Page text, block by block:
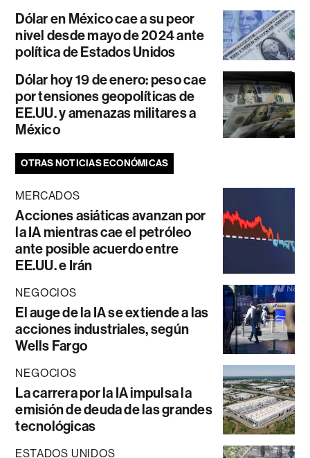
Dólar en México cae a su peor
nivel desde mayo de 2024 ante
política de Estados Unidos
Dólar hoy 19 de enero: peso cae
por tensiones geopolíticas de
EE.UU. y amenazas militares a
México
OTRAS NOTICIAS ECONÓMICAS
MERCADOS
Acciones asiáticas avanzan por
la IA mientras cae el petróleo
ante posible acuerdo entre
EE.UU. e Irán
NEGOCIOS
El auge de la IA se extiende a las
acciones industriales, según
Wells Fargo
NEGOCIOS
La carrera por la IA impulsa la
emisión de deuda de las grandes
tecnológicas
ESTADOS UNIDOS